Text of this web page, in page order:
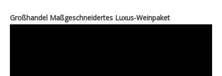
Großhandel Maßgeschneidertes Luxus-Weinpaket